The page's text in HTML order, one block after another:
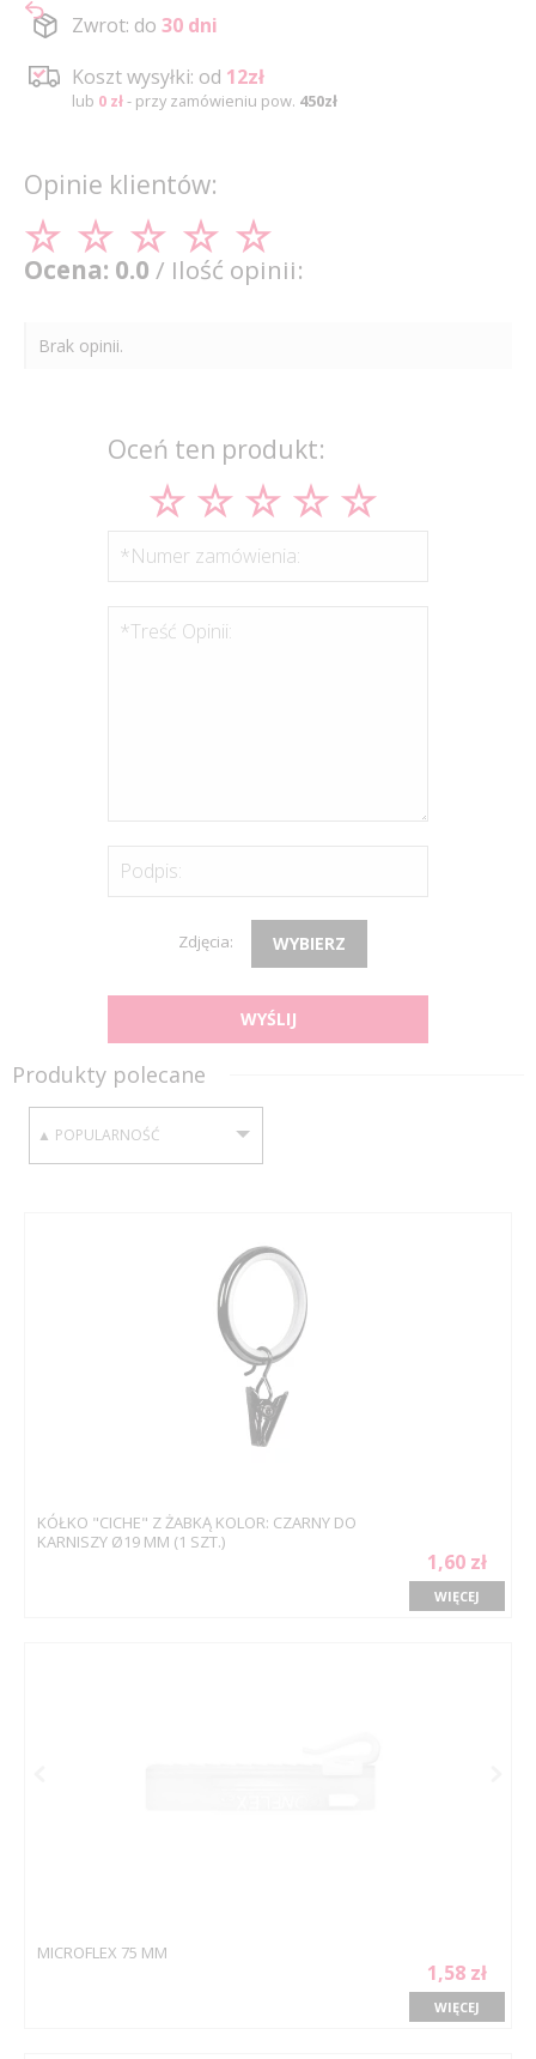
Zwrot: do 30 dni
Koszt wysyłki: od 12zł
lub 0 zł- przy zamówieniu pow. 450zł
Opinie klientów:
Ocena: 0.0 / Ilość opinii:
Brak opinii.
Oceń ten produkt:
*Numer zamówienia:
*Treść Opinii:
Podpis:
Zdjęcia: WYBIERZ
WYŚLIJ
Produkty polecane
SORTUJ WEDŁUG:
KÓŁKO "CICHE" Z ŻABKĄ KOLOR: CZARNY DO
KARNISZY Ø19 MM (1 SZT.)
1,60 zł
WIĘCEJ
MICROFLEX 75 MM
1,58 zł
WIĘCEJ